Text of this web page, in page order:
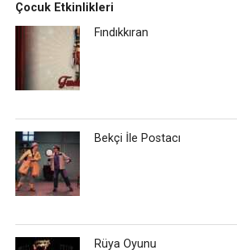
Çocuk Etkinlikleri
Fındıkkıran
Bekçi İle Postacı
Rüya Oyunu